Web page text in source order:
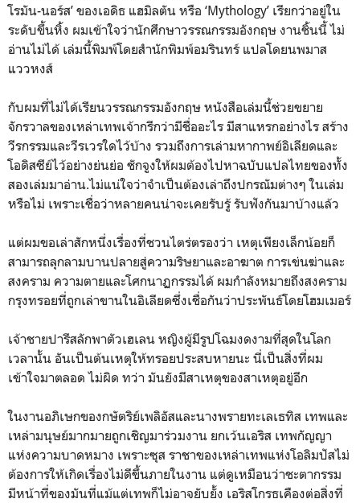
โรมัน-นอร์ส’ ของเอดิธ แฮมิลตัน หรือ ‘Mythology’ เรียกว่าอยู่ใน
ระดับขึ้นหิ้ง ผมเข้าใจว่านักศึกษาวรรณกรรมอังกฤษ งานชิ้นนี้ ไม่
อ่านไม่ได้ เล่มนี้พิมพ์โดยสำนักพิมพ์อมรินทร์ แปลโดยนพมาส
แววหงส์
กับผมที่ไม่ได้เรียนวรรณกรรมอังกฤษ หนังสือเล่มนี้ช่วยขยาย
จักรวาลของเหล่าเทพเจ้ากรีกว่ามีชื่ออะไร มีสาแหรกอย่างไร สร้าง
วีรกรรมและวีรเวรใดไว้บ้าง รวมถึงการเล่ามหากาพย์อิเลียดและ
โอดิสซีย์ไว้อย่างย่นย่อ ชักจูงให้ผมต้องไปหาฉบับแปลไทยของทั้ง
สองเล่มมาอ่าน.ไม่แน่ใจว่าจำเป็นต้องเล่าถึงปกรณัมต่างๆ ในเล่ม
หรือไม่ เพราะเชื่อว่าหลายคนน่าจะเคยรับรู้ รับฟังกันมาบ้างแล้ว
แต่ผมขอเล่าสักหนึ่งเรื่องที่ชวนไตร่ตรองว่า เหตุเพียงเล็กน้อยก็
สามารถลุกลามบานปลายสู่ความริษยาและอาฆาต การเข่นฆ่าและ
สงคราม ความตายและโศกนาฏกรรมได้ ผมกำลังหมายถึงสงคราม
กรุงทรอยที่ถูกเล่าขานในอิเลียดซึ่งเชื่อกันว่าประพันธ์โดยโฮมเมอร์
เจ้าชายปารีสลักพาตัวเฮเลน หญิงผู้มีรูปโฉมงดงามที่สุดในโลก
เวลานั้น อันเป็นต้นเหตุให้ทรอยประสบหายนะ นี่เป็นสิ่งที่ผม
เข้าใจมาตลอด ไม่ผิด ทว่า มันยังมีสาเหตุของสาเหตุอยู่อีก
ในงานอภิเษกของกษัตริย์เพลิอัสและนางพรายทะเลเธทิส เทพและ
เหล่ามนุษย์มากมายถูกเชิญมาร่วมงาน ยกเว้นเอริส เทพกัญญา
แห่งความบาดหมาง เพราะซุส ราชาของเหล่าเทพแห่งโอลิมปัสไม่
ต้องการให้เกิดเรื่องไม่ดีขึ้นภายในงาน แต่ดูเหมือนว่าชะตากรรม
มีหน้าที่ของมันที่แม้แต่เทพก็ไม่อาจยับยั้ง เอริสโกรธเคืองต่อสิ่งที่